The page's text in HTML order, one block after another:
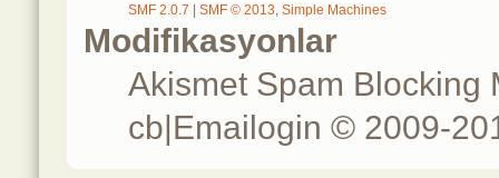
SMF 2.0.7 SMF © 2013, Simple Machines
Modifikasyonlar
Akismet Spam
cb|Emailogin © 2009-